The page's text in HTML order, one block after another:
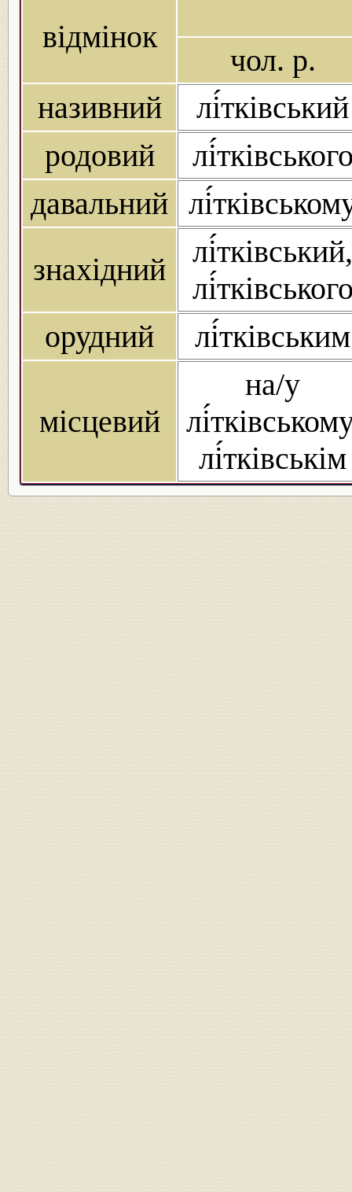
відмінок
чол. р.
називний
лі́тківський
родовий
давальний
знахідний
лі́тківський,
орудний
лі́тківським
місцевий
на/у
лі́тківськім